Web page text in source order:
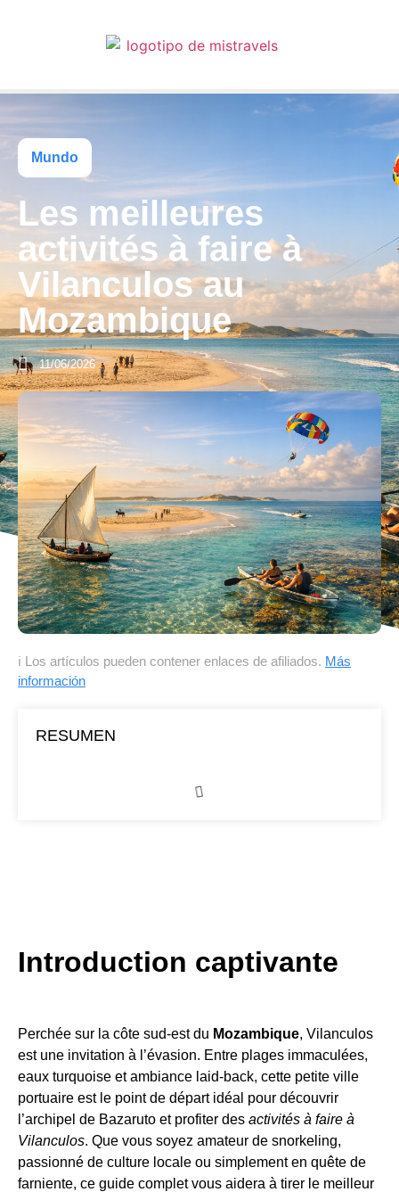
Mundo
Les meilleures
activités à faire à
Vilanculos au
Mozambique
11/06/2026
ℹ Los artículos pueden contener enlaces de afiliados. Más
información
RESUMEN
Introduction captivante
Perchée sur la côte sud-est du Mozambique, Vilanculos
est une invitation à l’évasion. Entre plages immaculées,
eaux turquoise et ambiance laid-back, cette petite ville
portuaire est le point de départ idéal pour découvrir
l’archipel de Bazaruto et profiter des activités à faire à
Vilanculos. Que vous soyez amateur de snorkeling,
passionné de culture locale ou simplement en quête de
farniente, ce guide complet vous aidera à tirer le meilleur